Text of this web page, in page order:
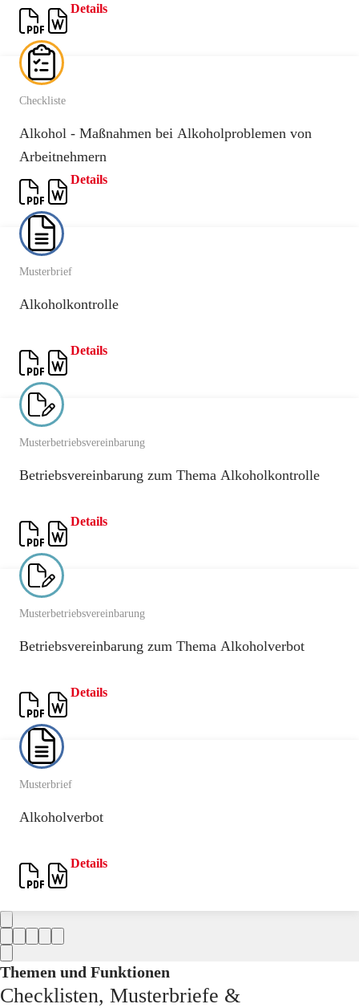
Details
Checkliste
Alkohol - Maßnahmen bei Alkoholproblemen von
Arbeitnehmern
Details
Musterbrief
Alkoholkontrolle
Details
Musterbetriebsvereinbarung
Betriebsvereinbarung zum Thema Alkoholkontrolle
Details
Musterbetriebsvereinbarung
Betriebsvereinbarung zum Thema Alkoholverbot
Details
Musterbrief
Alkoholverbot
Details
Themen und Funktionen
Checklisten, Musterbriefe &